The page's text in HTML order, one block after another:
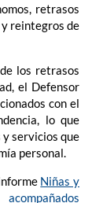
retrasos
reintegros de
los retrasos
el Defensor
con el
lo que
y servicios que
personal.
Niñas y